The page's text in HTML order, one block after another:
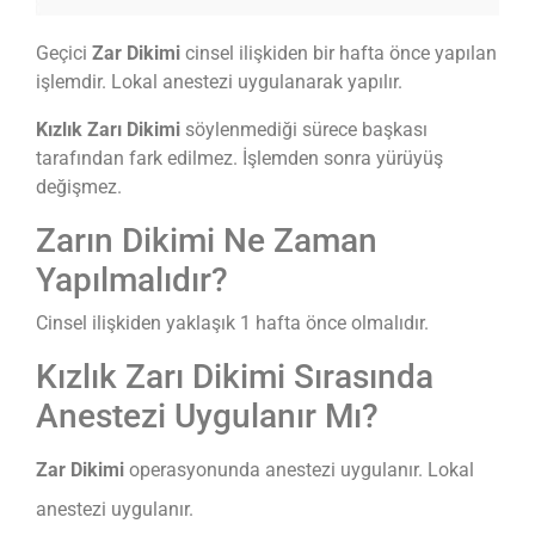
Geçici Zar Dikimi cinsel ilişkiden bir hafta önce yapılan
işlemdir. Lokal anestezi uygulanarak yapılır.
Kızlık Zarı Dikimi söylenmediği sürece başkası
tarafından fark edilmez. İşlemden sonra yürüyüş
değişmez.
Zarın Dikimi Ne Zaman
Yapılmalıdır?
Cinsel ilişkiden yaklaşık 1 hafta önce olmalıdır.
Kızlık Zarı Dikimi Sırasında
Anestezi Uygulanır Mı?
Zar Dikimi operasyonunda anestezi uygulanır. Lokal
anestezi uygulanır.